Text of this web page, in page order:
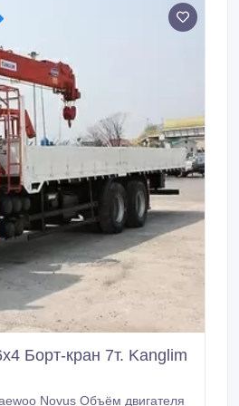
Борт-кран 7т. Kanglim
Novus Объём двигателя